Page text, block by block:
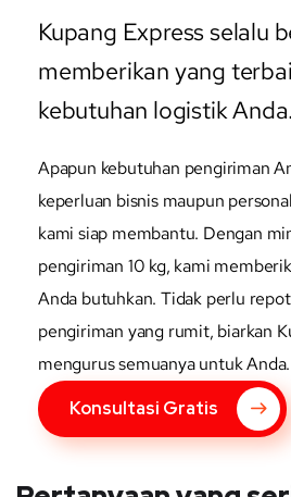
Kupang Express selalu
memberikan yang
kebutuhan logistik Anda.
Apapun kebutuhan pengiriman
keperluan bisnis maupun
kami siap membantu. Dengan
pengiriman 10 kg, kami
Anda butuhkan. Tidak perlu
pengiriman yang rumit, biarkan
mengurus semuanya untuk Anda.
Konsultasi Gratis